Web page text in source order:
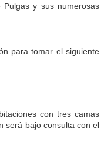
y sus numerosas
para tomar el siguiente
con tres camas
será bajo consulta con el